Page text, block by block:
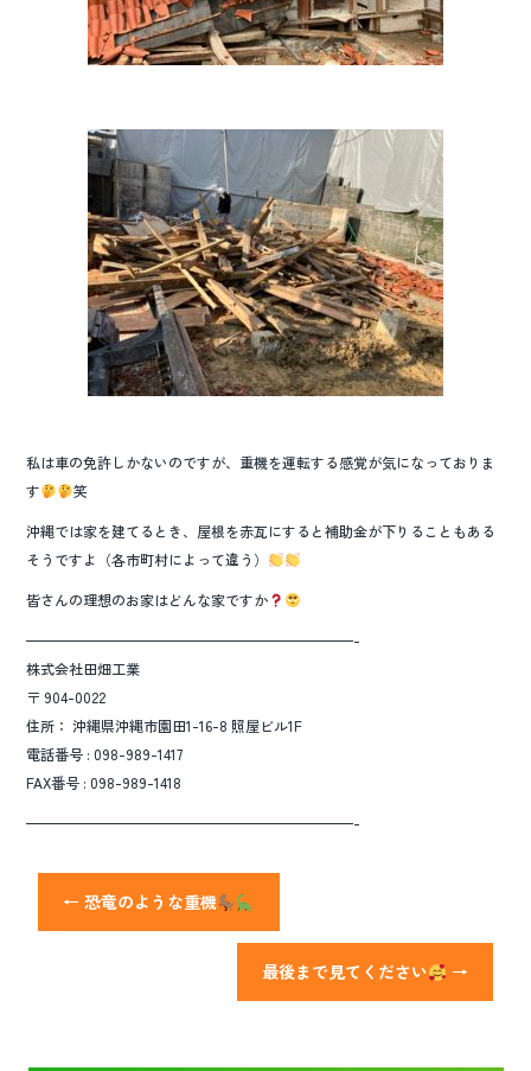
私は車の免許しかないのですが、重機を運転する感覚が気になっておりま
す
笑
沖縄では家を建てるとき、屋根を赤瓦にすると補助金が下りることもある
そうですよ（各市町村によって違う）
皆さんの理想のお家はどんな家ですか
———————————————————————-
株式会社田畑工業
〒 904-0022
住所： 沖縄県沖縄市園田1-16-8 照屋ビル1F
電話番号 : 098-989-1417
FAX番号 : 098-989-1418
———————————————————————-
← 恐竜のような重機
最後まで見てください →